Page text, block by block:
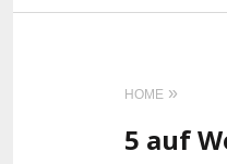
HOME
5 auf